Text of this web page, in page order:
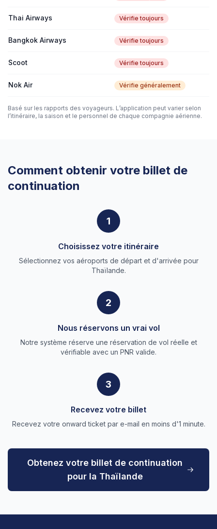
Thai Airways Vérifie toujours
Bangkok Airways Vérifie toujours
Scoot Vérifie toujours
Nok Air Vérifie généralement
Basé sur les rapports des voyageurs. L’application peut varier selon
l’itinéraire, la saison et le personnel de chaque compagnie aérienne.
Comment obtenir votre billet de
continuation
1
Choisissez votre itinéraire
Sélectionnez vos aéroports de départ et d'arrivée pour
Thaïlande.
2
Nous réservons un vrai vol
Notre système réserve une réservation de vol réelle et
vérifiable avec un PNR valide.
3
Recevez votre billet
Recevez votre onward ticket par e-mail en moins d'1 minute.
Obtenez votre billet de continuation
pour la Thaïlande